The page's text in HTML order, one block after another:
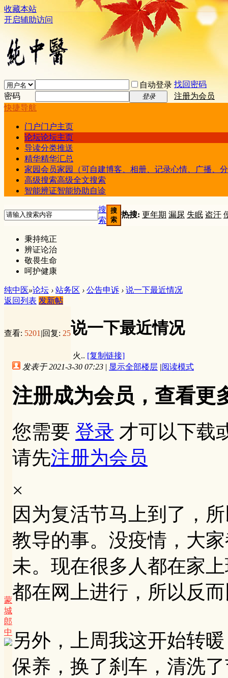
收藏本站
开启辅助访问
自动登录 找回密码
密码
登录
注册为会员
快捷导航
门户门户主页
论坛论坛主页
导读分类推送
精华精华汇总
家园会员家园（可自建博客、相册、记录心情、广播、
高级搜索高级全文搜索
智能辨证智能协助自诊
搜
索
搜
索
热搜: 更年期 漏尿 失眠 盗汗
秉持纯正
辨证论治
敬畏生命
呵护健康
纯中医»论坛 › 站务区 › 公告申诉 › 说一下最近情况
返回列表 发新帖
查看: 5201 |回复: 25说一下最近情况
火.. [复制链接]
蒙
城
郎
中
发表于 2021-3-30 07:23 | 显示全部楼层 |阅读模式
注册成为会员，查看更
您需要 登录 才可以下载
请先注册为会员
×
因为复活节马上到了，
教导的事。没疫情，大
未。现在很多人都在家
都在网上进行，所以反
另外，上周我这开始转
保养，换了刹车，清洗